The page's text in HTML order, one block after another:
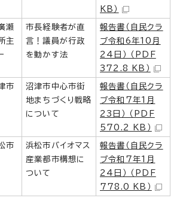
KB）
瀬
主
市長経験者が直
言！議員が行政
を動かす法
報告書（自民クラ
ブ令和6年10月
24日） （PDF
372.8 KB）
市
沼津市中心市街
地まちづくり戦略
について
報告書（自民クラ
ブ令和7年1月
23日） （PDF
570.2 KB）
市
浜松市バイオマス
産業都市構想に
ついて
報告書（自民クラ
ブ令和7年1月
24日） （PDF
778.0 KB）